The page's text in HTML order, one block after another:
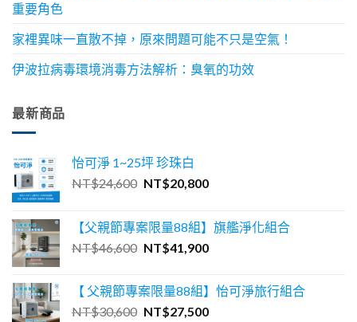
重要角色
家裡異味一直散不掉，原來問題可能不只是空氣！
伊波拉病毒環境消毒方法解析：臭氧的功效
最新商品
怡可淨 1~25坪 珍珠白
NT$24,600 原
格：
NT$24,600。
NT$20,800目
格：
NT$20,800。
【父親節專案限量88組】旗艦淨化組合
NT$46,600 原
格：
NT$46,600。
NT$41,900目
格：
NT$41,900。
【 父親節專案限量88組】怡可淨旅行組合
NT$30,600 原
NT$27,500目